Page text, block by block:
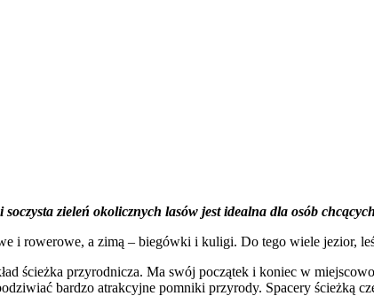
zieleń okolicznych lasów jest idealna dla osób
i rowerowe, a zimą – biegówki i kuligi. Do tego wiele jezior,
ścieżka przyrodnicza. Ma swój początek i koniec w
bardzo atrakcyjne pomniki przyrody. Spacery ścieżką